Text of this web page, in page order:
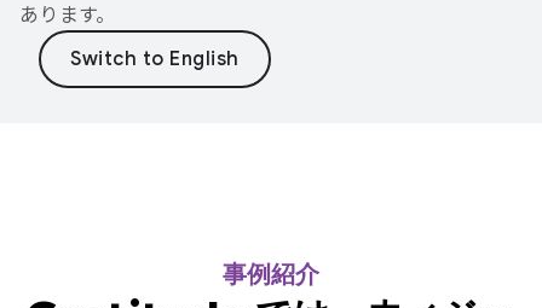
あります。
事例紹介